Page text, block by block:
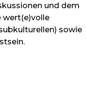
und dem
wert(e)volle
sowie